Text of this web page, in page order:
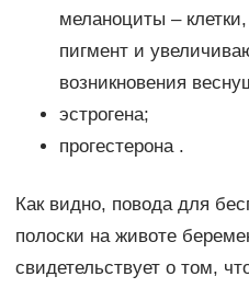
меланоциты –
пигмент и
возникновения
эстрогена;
прогестерона .
Как видно, повода для
полоски на животе
свидетельствует о том,